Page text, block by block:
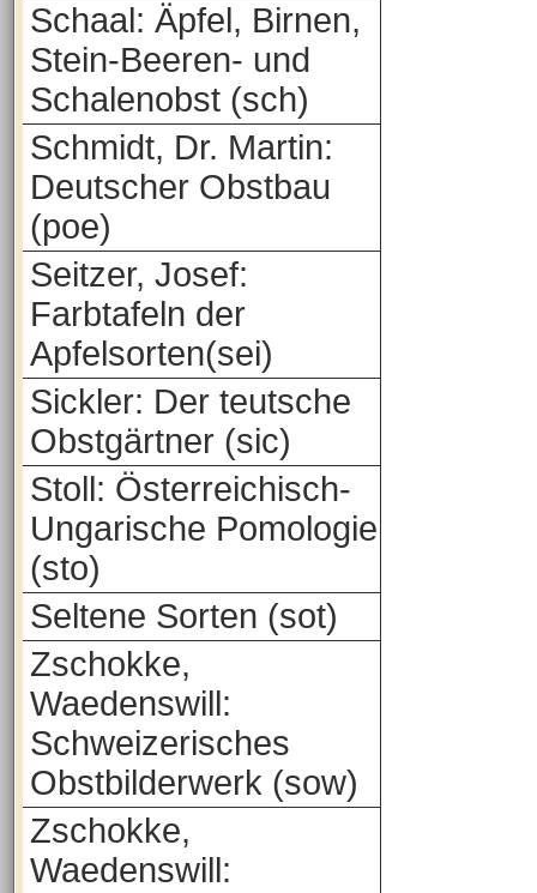
Schaal: Äpfel, Birnen,
Stein-Beeren- und
Schalenobst (sch)
Schmidt, Dr. Martin:
Deutscher Obstbau
(poe)
Seitzer, Josef:
Farbtafeln der
Apfelsorten(sei)
Sickler: Der teutsche
Obstgärtner (sic)
Stoll: Österreichisch-
Ungarische Pomologie
(sto)
Seltene Sorten (sot)
Zschokke,
Waedenswill:
Schweizerisches
Obstbilderwerk (sow)
Zschokke,
Waedenswill: